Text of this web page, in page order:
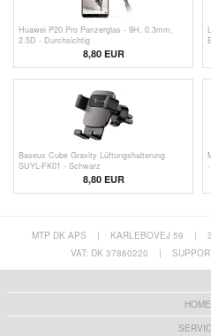
Huawei P20 Pro Panzerglas - 9H, 0.3mm,
2.5D - Durchsichtig
8,80 EUR
Baseus Cube Gravity Lüftungshalterung
SUYL-FK01 - Schwarz
8,80EUR
MTP DK APS | KARLEBOVEJ 59 |
VAT: DK 37860220
|
HOME